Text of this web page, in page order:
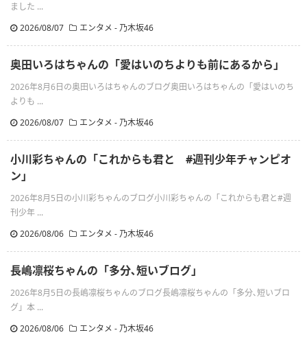
ました ...
2026/08/07
エンタメ - 乃木坂46
奥田いろはちゃんの「愛はいのちよりも前にあるから」
2026年8月6日の奥田いろはちゃんのブログ奥田いろはちゃんの「愛はいのち
よりも ...
2026/08/07
エンタメ - 乃木坂46
小川彩ちゃんの「これからも君と #週刊少年チャンピオ
ン」
2026年8月5日の小川彩ちゃんのブログ小川彩ちゃんの「これからも君と#週
刊少年 ...
2026/08/06
エンタメ - 乃木坂46
長嶋凛桜ちゃんの「多分､短いブログ」
2026年8月5日の長嶋凛桜ちゃんのブログ長嶋凛桜ちゃんの「多分､短いブロ
グ」本 ...
2026/08/06
エンタメ - 乃木坂46